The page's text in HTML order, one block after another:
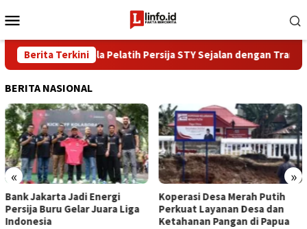
ke
Mobile
Berita Terkini
Sepak Bola Pelatih Persija STY Sejalan dengan
BERITA NASIONAL
« »
Bank Jakarta Jadi Energi
Persija Buru Gelar Juara Liga
Indonesia
Koperasi Desa Merah Putih
Perkuat Layanan Desa dan
Ketahanan Pangan di Papua